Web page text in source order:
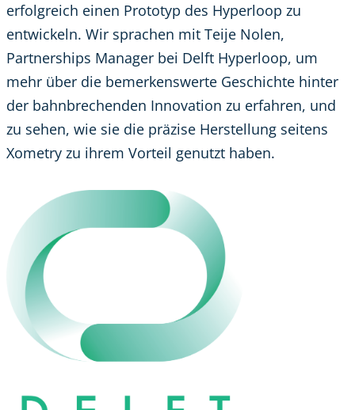
erfolgreich einen Prototyp des Hyperloop zu
entwickeln. Wir sprachen mit Teije Nolen,
Partnerships Manager bei Delft Hyperloop, um
mehr über die bemerkenswerte Geschichte hinter
der bahnbrechenden Innovation zu erfahren, und
zu sehen, wie sie die präzise Herstellung seitens
Xometry zu ihrem Vorteil genutzt haben.